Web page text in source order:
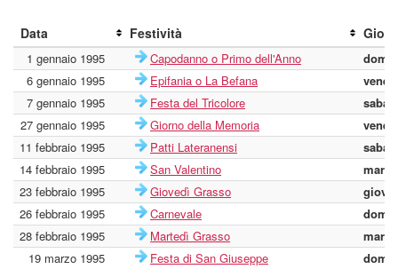
Data Festività
1 gennaio 1995 Capodanno o Primo dell'Anno
6 gennaio 1995
Epifania o La Befana
7 gennaio 1995
Festa del Tricolore
27 gennaio 1995
Giorno della Memoria
11 febbraio 1995
Patti Lateranensi
14 febbraio 1995
San Valentino
23 febbraio 1995
Giovedì Grasso
26 febbraio 1995
Carnevale
28 febbraio 1995
Martedì Grasso
19 marzo 1995
Festa di San Giuseppe